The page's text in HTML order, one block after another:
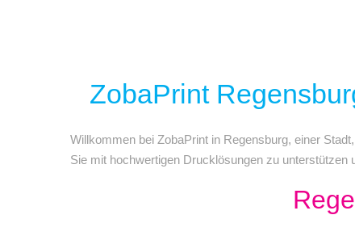
ZobaPrint
Willkommen bei ZobaPrint in Regensburg, einer
Sie mit hochwertigen Drucklösungen zu unterstützen